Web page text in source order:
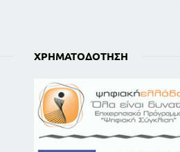
112
113
117
ΧΡΗΜΑΤΟΔΌΤΗΣΗ